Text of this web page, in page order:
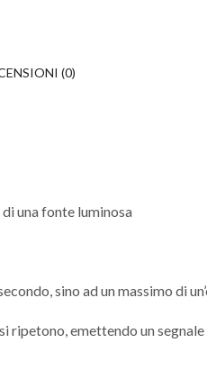
(0)
una fonte luminosa
sino ad un massimo di
emettendo un